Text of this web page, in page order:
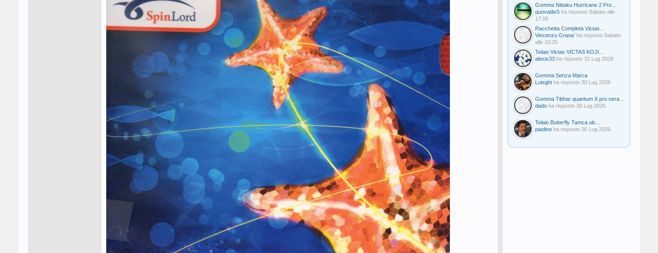
Gomma Nittaku Hurricane 2 Pro...
quovadis5 ha risposto Sabato alle
17:09
Racchetta Completa Victas...
Vincenzo Grana' ha risposto Sabato
alle 10:25
Telaio Victas VICTAS KOJI...
alexix33 ha risposto 31 Lug 2026
Gomma Senza Marca
Luisghi ha risposto 30 Lug 2026
Gomma Tibhar quantum X pro nera...
dado ha risposto 30 Lug 2026
Telaio Butterfly Tamca ulc...
paolino ha risposto 26 Lug 2026